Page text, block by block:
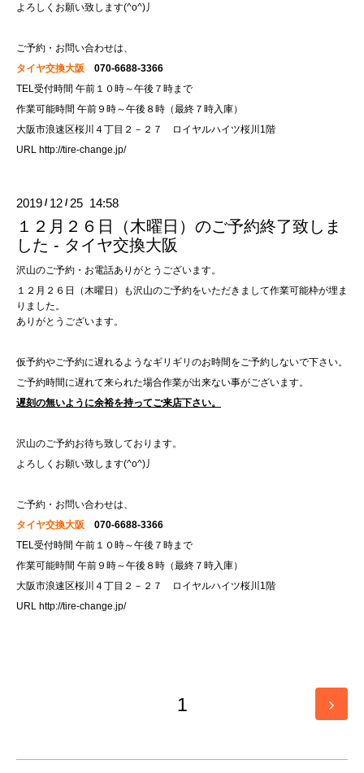
よろしくお願い致します(^o^)丿
ご予約・お問い合わせは、
タイヤ交換大阪 070-6688-3366
TEL受付時間 午前１０時～午後７時まで
作業可能時間 午前９時～午後８時（最終７時入庫）
大阪市浪速区桜川４丁目２－２７ ロイヤルハイツ桜川1階
URL http://tire-change.jp/
2019 / 12 / 25 14:58
１２月２６日（木曜日）のご予約終了致しま
した - タイヤ交換大阪
沢山のご予約・お電話ありがとうございます。
１２月２６日（木曜日）も沢山のご予約をいただきまして作業可能枠が埋ま
りました。
ありがとうございます。
仮予約やご予約に遅れるようなギリギリのお時間をご予約しないで下さい。
ご予約時間に遅れて来られた場合作業が出来ない事がございます。
遅刻の無いように余裕を持ってご来店下さい。
沢山のご予約お待ち致しております。
よろしくお願い致します(^o^)丿
ご予約・お問い合わせは、
タイヤ交換大阪 070-6688-3366
TEL受付時間 午前１０時～午後７時まで
作業可能時間 午前９時～午後８時（最終７時入庫）
大阪市浪速区桜川４丁目２－２７ ロイヤルハイツ桜川1階
URL http://tire-change.jp/
1